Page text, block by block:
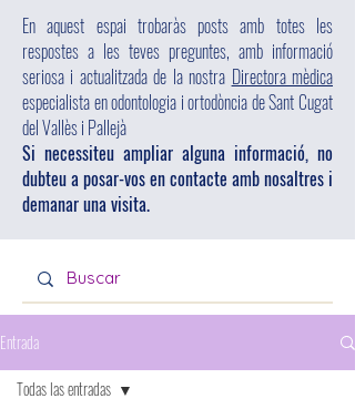
En aquest espai trobaràs posts amb totes les
respostes a les teves preguntes, amb informació
seriosa i actualitzada de la nostra Directora mèdica
especialista en odontologia i ortodòncia de Sant Cugat
del Vallès i Pallejà
Si necessiteu ampliar alguna informació, no
dubteu a posar-vos en contacte amb nosaltres i
demanar una visita.
Entrada
Todas las entradas